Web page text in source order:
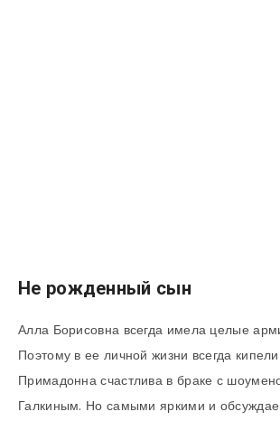
Не рожденный сын
Алла Борисовна всегда имела целые
Поэтому в ее личной жизни всегда
Примадонна счастлива в браке с
Галкиным. Но самыми яркими и